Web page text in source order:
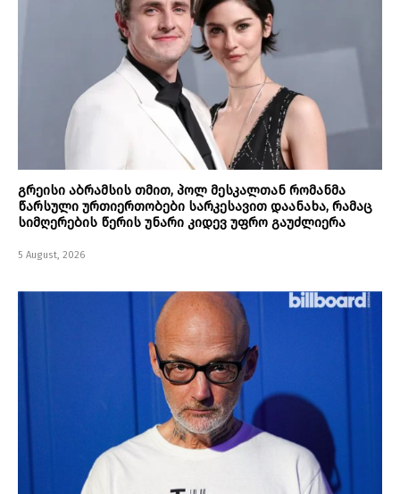
გრეისი აბრამსის თმით, პოლ მესკალთან რომანმა
წარსული ურთიერთობები სარკესავით დაანახა, რამაც
სიმღერების წერის უნარი კიდევ უფრო გაუძლიერა
5 August, 2026